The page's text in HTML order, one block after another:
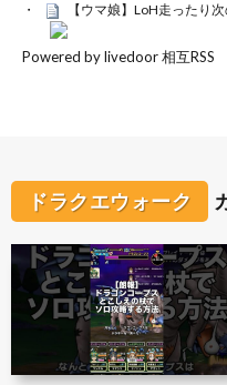
【ウマ娘】LoH走ったり
Powered by livedoor 相互RSS
ドラクエウォーク